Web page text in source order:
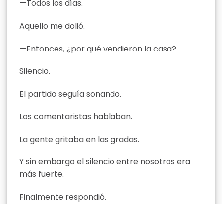
—Todos los días.
Aquello me dolió.
—Entonces, ¿por qué vendieron la casa?
Silencio.
El partido seguía sonando.
Los comentaristas hablaban.
La gente gritaba en las gradas.
Y sin embargo el silencio entre nosotros era
más fuerte.
Finalmente respondió.